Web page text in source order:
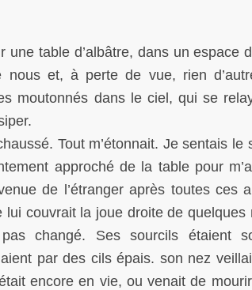
une table d’albâtre, dans un espace
nous et, à perte de vue, rien
moutonnés dans le ciel, qui se
Tout m’étonnait. Je sentais
approché de la table pour
de l’étranger après toutes ces
lui couvrait la joue droite de
changé. Ses sourcils étaient
par des cils épais. son nez
encore en vie, ou venait de